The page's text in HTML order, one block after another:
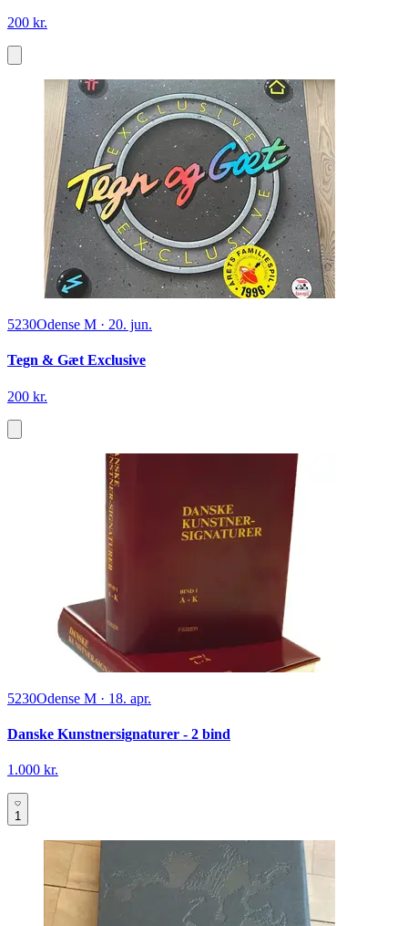
200 kr.
5230Odense M · 20. jun.
Tegn & Gæt Exclusive
200 kr.
5230Odense M · 18. apr.
Danske Kunstnersignaturer - 2 bind
1.000 kr.
1